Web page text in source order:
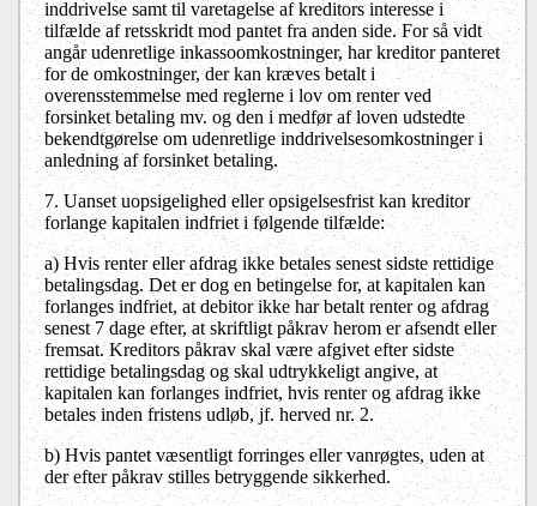
inddrivelse samt til varetagelse af kreditors interesse i
tilfælde af retsskridt mod pantet fra anden side. For så vidt
angår udenretlige inkassoomkostninger, har kreditor panteret
for de omkostninger, der kan kræves betalt i
overensstemmelse med reglerne i lov om renter ved
forsinket betaling mv. og den i medfør af loven udstedte
bekendtgørelse om udenretlige inddrivelsesomkostninger i
anledning af forsinket betaling.
7. Uanset uopsigelighed eller opsigelsesfrist kan kreditor
forlange kapitalen indfriet i følgende tilfælde:
a)Hvis renter eller afdrag ikke betales senest sidste rettidige
betalingsdag. Det er dog en betingelse for, at kapitalen kan
forlanges indfriet, at debitor ikke har betalt renter og afdrag
senest 7 dage efter, at skriftligt påkrav herom er afsendt eller
fremsat. Kreditors påkrav skal være afgivet efter sidste
rettidige betalingsdag og skal udtrykkeligt angive, at
kapitalen kan forlanges indfriet, hvis renter og afdrag ikke
betales inden fristens udløb, jf. herved nr. 2.
b) Hvis pantet væsentligt forringes eller vanrøgtes, uden at
der efter påkrav stilles betryggende sikkerhed.